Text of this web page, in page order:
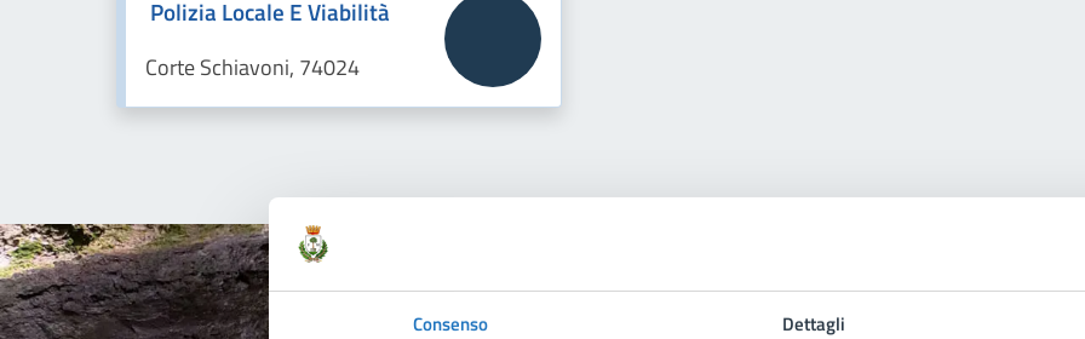
Consenso Dettagli
Polizia Locale E Viabilità
Corte Schiavoni, 74024